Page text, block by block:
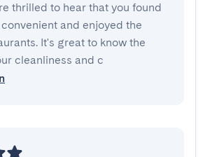
thrilled to hear that you found
and enjoyed the
It's great to know the
cleanliness and c